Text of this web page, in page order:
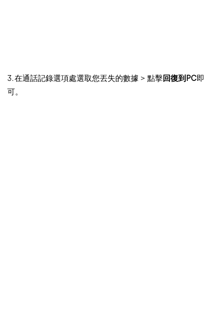
3. 在通話記錄選項處選取您丟失的數據 > 點擊回復到PC即
可。